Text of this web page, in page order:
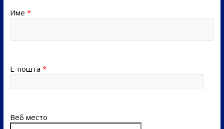
Име *
Е-пошта *
Веб место